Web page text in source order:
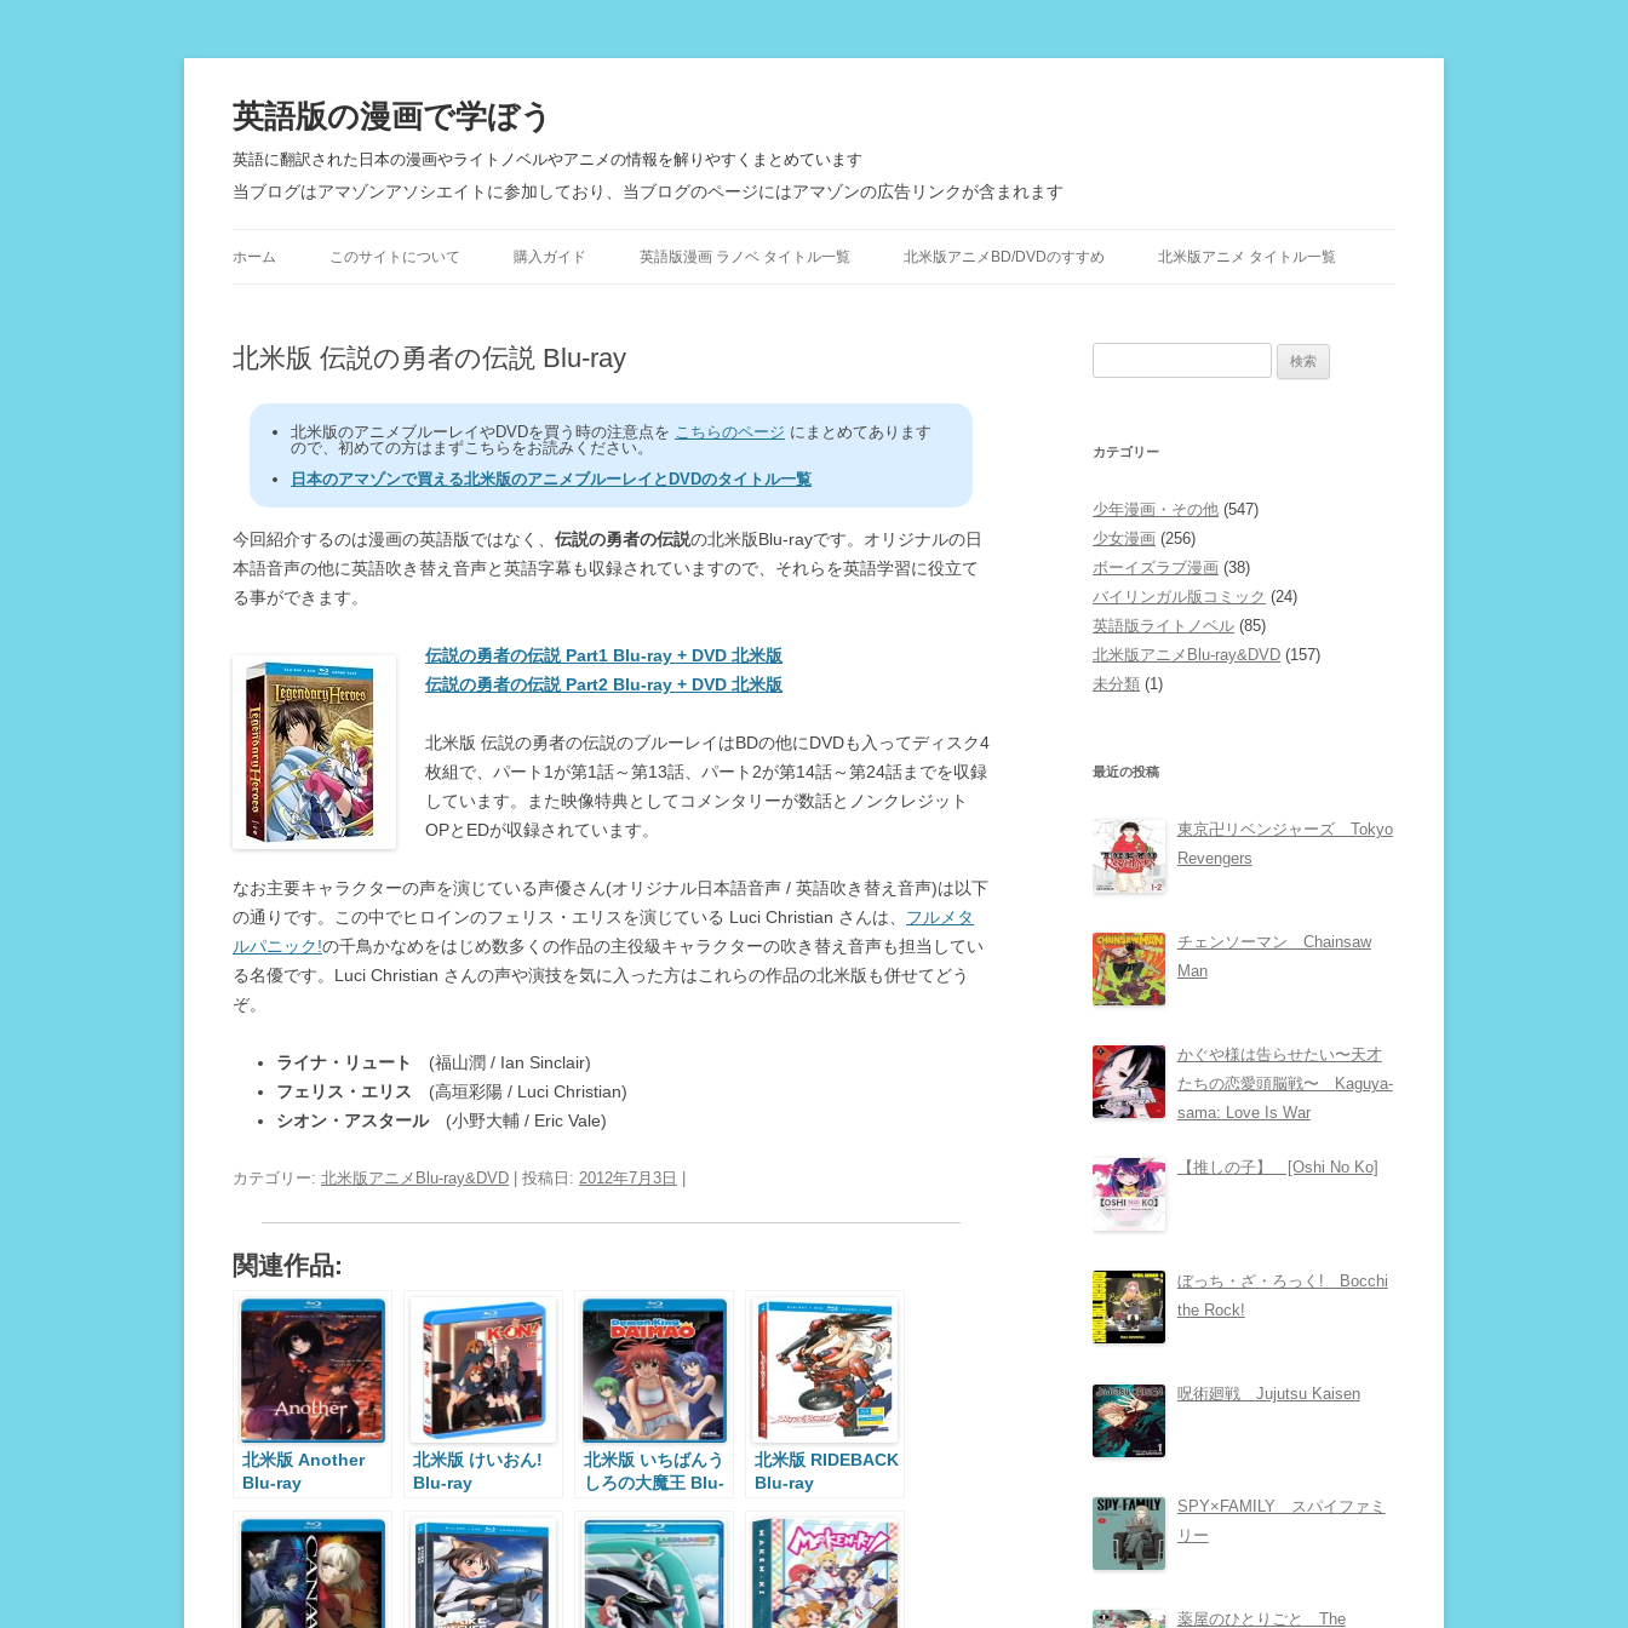
英語版の漫画で学ぼう
英語に翻訳された日本の漫画やライトノベルやアニメの情報を解りやすくまとめています
当ブログはアマゾンアソシエイトに参加しており、当ブログのページにはアマゾンの広告リンクが含まれます
ン
ホーム このサイトについて 購入ガイド 英語版漫画 ラノベ タイトル一覧 北米版アニメBD/DVDのすすめ 北米版アニメ タイトル一覧
北米版 伝説の勇者の伝説 Blu-ray
北米版のアニメブルーレイやDVDを買う時の注意点を こちらのページ にまとめてあります
ので、初めての方はまずこちらをお読みください。
日本のアマゾンで買える北米版のアニメブルーレイとDVDのタイトル一覧
今回紹介するのは漫画の英語版ではなく、 伝説の勇者の伝説の北米版Blu-rayです。オリジナルの日
本語音声の他に英語吹き替え音声と英語字幕も収録されていますので、それらを英語学習に役立て
る事ができます。
伝説の勇者の伝説 Part1 Blu-ray + DVD 北米版
伝説の勇者の伝説 Part2 Blu-ray + DVD 北米版
北米版 伝説の勇者の伝説のブルーレイはBDの他にDVDも入ってディスク4
枚組で、パート1が第1話～第13話、パート2が第14話～第24話までを収録
しています。また映像特典としてコメンタリーが数話とノンクレジット
OPとEDが収録されています。
なお主要キャラクターの声を演じている声優さん(オリジナル日本語音声 / 英語吹き替え音声)は以下
の通りです。この中でヒロインのフェリス・エリスを演じている Luci Christian さんは、 フルメタ
ルパニック!の千鳥かなめをはじめ数多くの作品の主役級キャラクターの吹き替え音声も担当してい
る名優です。Luci Christian さんの声や演技を気に入った方はこれらの作品の北米版も併せてどう
ぞ。
ライナ・リュート
(福山潤 / Ian Sinclair)
フェリス・エリス (高垣彩陽 / Luci Christian)
シオン・アスタール(小野大輔 / Eric Vale)
カテゴリー: 北米版アニメBlu-ray&DVD | 投稿日: 2012年7月3日
関連作品:
北米版 Another
Blu-ray
北米版 けいおん!
Blu-ray
北米版 いちばんう
しろの大魔王 Blu-
北米版 RIDEBACK
Blu-ray
カテゴリー
少年漫画・その他 (547)
少女漫画 (256)
ボーイズラブ漫画 (38)
バイリンガル版コミック (24)
英語版ライトノベル (85)
北米版アニメBlu-ray&DVD (157)
未分類 (1)
最近の投稿
東京卍リベンジャーズ Tokyo
Revengers
チェンソーマン Chainsaw
Man
かぐや様は告らせたい〜天才
たちの恋愛頭脳戦〜 Kaguya-
sama: Love Is War
【推しの子】 [Oshi No Ko]
ぼっち・ざ・ろっく! Bocchi
the Rock!
呪術廻戦 Jujutsu Kaisen
SPY×FAMILY スパイファミ
リー
薬屋のひとりごと The